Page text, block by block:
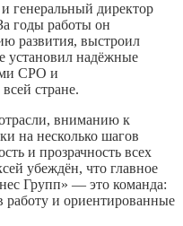
генеральный директор
годы работы он
развития, выстроил
установил надёжные
СРО и
стране.
вниманию к
на несколько шагов
и прозрачность всех
убеждён, что главное
Групп» — это команда:
и ориентированные